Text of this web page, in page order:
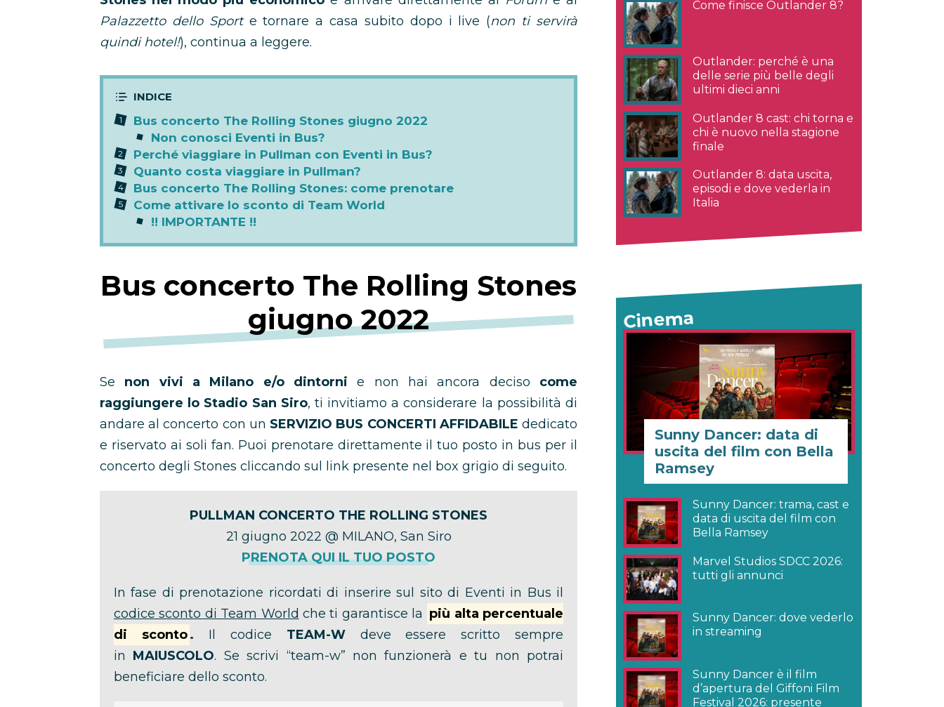
Palazzetto dello Sporte tornare a casa subito dopo i live (non ti servirà
quindi hotel!), continua a leggere.
Bus concerto The Rolling Stones giugno 2022
Non conosci Eventi in Bus?
Perché viaggiare in Pullman con Eventi in Bus?
Quanto costa viaggiare in Pullman?
Bus concerto The Rolling Stones: come prenotare
Come attivare lo sconto di Team World
!! IMPORTANTE !!
Bus concerto The Rolling Stones
giugno 2022
Se non vivi a Milano e/o dintorni e non hai ancora deciso come
raggiungere lo Stadio San Siro, ti invitiamo a considerare la possibilità di
andare al concerto con un SERVIZIO BUS CONCERTI AFFIDABILE dedicato
e riservato ai soli fan. Puoi prenotare direttamente il tuo posto in bus per il
concerto degli Stones cliccando sul link presente nel box grigio di seguito.
PULLMAN CONCERTO THE ROLLING STONES
21 giugno 2022 @ MILANO, San Siro
PRENOTA QUI IL TUO POSTO
In fase di prenotazione ricordati di inserire sul sito di Eventi in Bus il
codice sconto di Team World che ti garantisce la più alta percentuale
di sconto. Il codice TEAM-Wdeve essere scritto sempre
in MAIUSCOLO. Se scrivi “team-w” non funzionerà e tu non potrai
beneficiare dello sconto.
Come finisce Outlander 8?
Outlander: perché è una
delle serie più belle degli
ultimi dieci anni
Outlander 8 cast: chi torna e
chi è nuovo nella stagione
finale
Outlander 8: data uscita,
episodi e dove vederla in
Italia
Cinema
Sunny Dancer: data di
uscita del film con Bella
Ramsey
Sunny Dancer: trama, cast e
data di uscita del film con
Bella Ramsey
Marvel Studios SDCC 2026:
tutti gli annunci
Sunny Dancer: dove vederlo
in streaming
Sunny Dancer è il film
d’apertura del Giffoni Film
Festival 2026: presente